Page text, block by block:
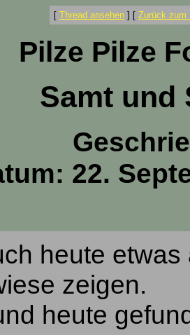
[ Thread ansehen ] [ Zurück zum
Pilze Pilze
Samt und
22.
heute
zeigen.
heute